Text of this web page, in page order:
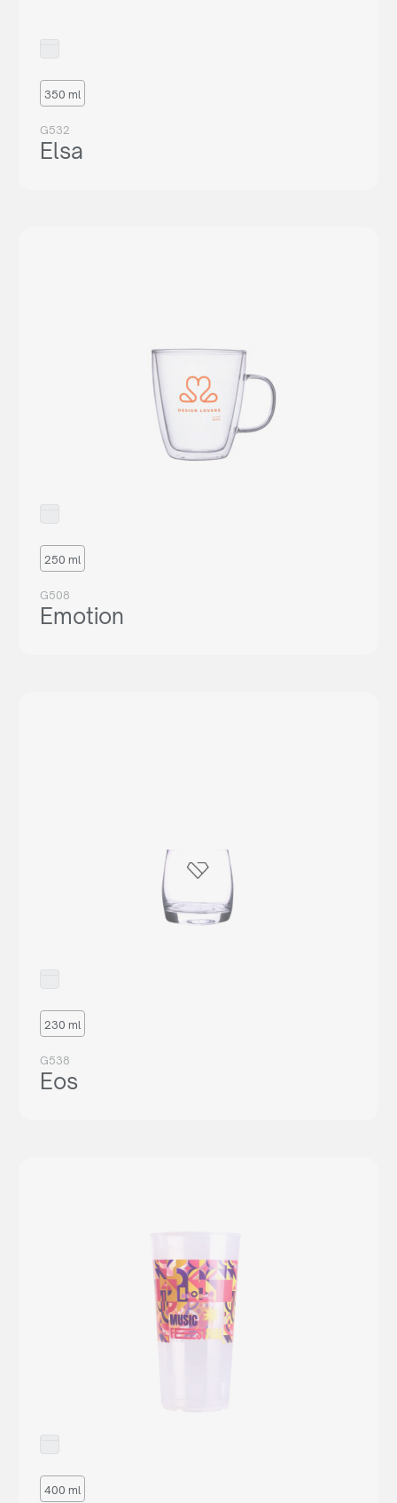
350 ml
G532
Elsa
250 ml
G508
Emotion
230 ml
G538
Eos
400 ml